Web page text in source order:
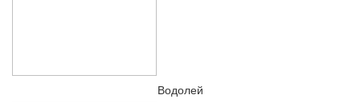
Водолей